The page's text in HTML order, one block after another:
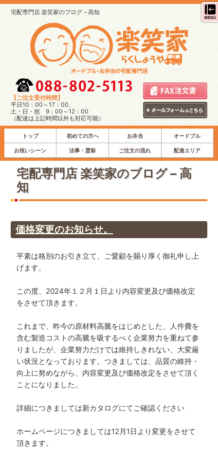
宅配専門店 楽笑家のブログ – 高知
【ご注文受付時間】
平日10：00～17：00、
土・日・祝 9：00～12：00
（配達は上記時間以外も対応可能）
MENU
トップ 初めての方へ お弁当 オードブル
お祝いシーン 法事・霊祭 ご注文の流れ 配達エリア
宅配専門店 楽笑家のブログ – 高
知
価格変更のお知らせ。
平素は格別のお引き立て、ご愛顧を賜り厚く御礼申し上
げます。
この度、2024年１２月１日より内容変更及び価格改定
をさせて頂きます。
これまで、昨今の原材料高騰をはじめとした、人件費を
含む製造コストの高騰を吸するべく企業努力を重ねて参
りましたが、企業努力だけでは維持しきれない、大変厳
い状況となっております。つきましては、品質の維持・
向上に努めながら、内容変更及び価格改定をさせて頂く
ことになりました。
詳細につきましては新カタログにてご確認ください
ホームページにつきましては12月1日より変更をさせて
頂きます。